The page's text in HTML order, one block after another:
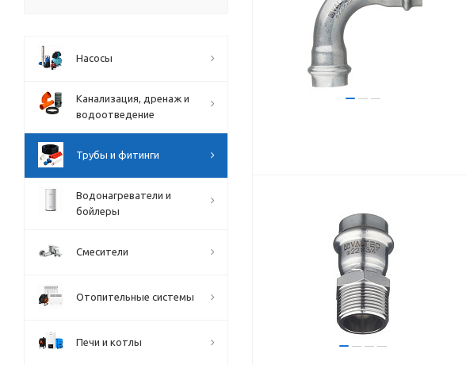
Насосы
Канализация, дренаж и
водоотведение
Трубы и фитинги
Водонагреватели и
бойлеры
Смесители
Отопительные системы
Печи и котлы